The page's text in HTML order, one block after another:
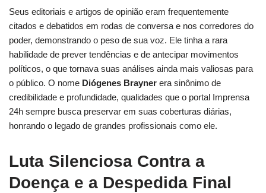
Seus editoriais e artigos de opinião eram frequentemente
citados e debatidos em rodas de conversa e nos corredores do
poder, demonstrando o peso de sua voz. Ele tinha a rara
habilidade de prever tendências e de antecipar movimentos
políticos, o que tornava suas análises ainda mais valiosas para
o público. O nome Diógenes Brayner era sinônimo de
credibilidade e profundidade, qualidades que o portal Imprensa
24h sempre busca preservar em suas coberturas diárias,
honrando o legado de grandes profissionais como ele.
Luta Silenciosa Contra a
Doença e a Despedida Final